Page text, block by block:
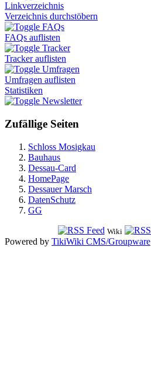
Linkverzeichnis
Verzeichnis durchstöbern
FAQs
FAQs auflisten
Tracker
Tracker auflisten
Umfragen
Umfragen auflisten
Statistiken
Newsletter
Zufällige Seiten
Schloss Mosigkau
Bauhaus
Dessau-Card
HomePage
Dessauer Marsch
DatenSchutz
GG
Wiki
Powered by TikiWiki CMS/Groupware